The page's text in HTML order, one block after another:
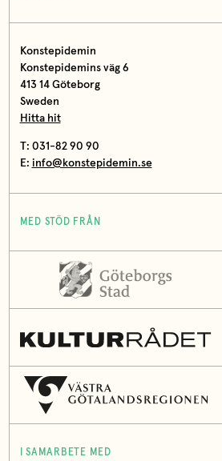
Konstepidemin
Konstepidemins väg 6
413 14 Göteborg
Sweden
Hitta hit
T: 031-82 90 90
E: info@konstepidemin.se
MED STÖD FRÅN
I SAMARBETE MED